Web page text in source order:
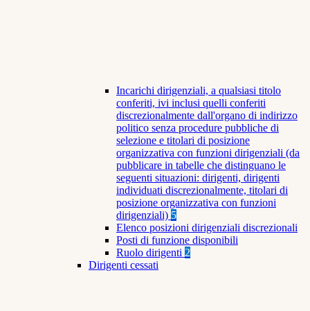
Incarichi dirigenziali, a qualsiasi titolo
conferiti, ivi inclusi quelli conferiti
discrezionalmente dall'organo di indirizzo
politico senza procedure pubbliche di
selezione e titolari di posizione
organizzativa con funzioni dirigenziali (da
pubblicare in tabelle che distinguano le
seguenti situazioni: dirigenti, dirigenti
individuati discrezionalmente, titolari di
posizione organizzativa con funzioni
dirigenziali) 5
Elenco posizioni dirigenziali discrezionali
Posti di funzione disponibili
Ruolo dirigenti 2
Dirigenti cessati